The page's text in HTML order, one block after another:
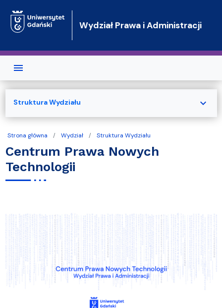
Wydział Prawa i Administracji
Strona główna Wydział Struktura Wydziału
Centrum Prawa Nowych
Technologii
Struktura Wydziału expand_more